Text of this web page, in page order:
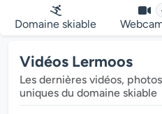
Domaine skiable
Vidéos Lermoos
Les dernières vidéos,
uniques du domaine skiable